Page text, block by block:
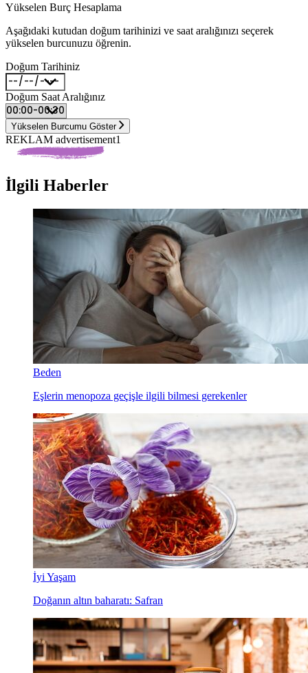
Yükselen Burç Hesaplama
Aşağıdaki kutudan doğum tarihinizi ve saat aralığınızı seçerek
yükselen burcunuzu öğrenin.
Doğum Tarihiniz
Doğum Saat Aralığınız
Yükselen Burcumu Göster
REKLAM advertisement1
İlgili Haberler
Beden
Eşlerin menopoza geçişle ilgili bilmesi gerekenler
İyi Yaşam
Doğanın altın baharatı: Safran